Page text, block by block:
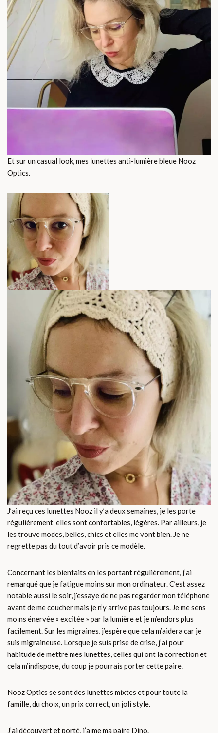
Et sur un casual look, mes lunettes anti-lumière bleue Nooz
Optics.
J’ai reçu ces lunettes Nooz il y’a deux semaines, je les porte
régulièrement, elles sont confortables, légères. Par ailleurs, je
les trouve modes, belles, chics et elles me vont bien. Je ne
regrette pas du tout d’avoir pris ce modèle.
Concernant les bienfaits en les portant régulièrement, j’ai
remarqué que je fatigue moins sur mon ordinateur. C’est assez
notable aussi le soir, j’essaye de ne pas regarder mon téléphone
avant de me coucher mais je n’y arrive pas toujours. Je me sens
moins énervée « excitée » par la lumière et je m’endors plus
facilement. Sur les migraines, j’espère que cela m’aidera car je
suis migraineuse. Lorsque je suis prise de crise, j’ai pour
habitude de mettre mes lunettes, celles qui ont la correction et
cela m’indispose, du coup je pourrais porter cette paire.
Nooz Optics se sont des lunettes mixtes et pour toute la
famille, du choix, un prix correct, un joli style.
J’ai découvert et porté, j’aime ma paire Dino.